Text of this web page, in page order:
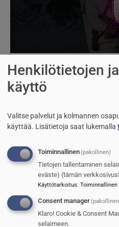
Miinakeskusteluun
9.5.2025
Henkilötietojen
käyttö
Valitse palvelut ja kolmannen
käyttää. Lisätietoja saat lukemalla
Toiminnallinen(pakollinen)
Tietojen tallentaminen
eväste) (tämän
Käyttötarkoitus: Toiminnallinen
Consent manager
Klaro! Cookie & Consent
selaimeen.